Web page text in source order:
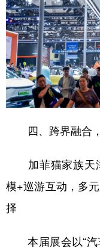
四、跨界融合，
加菲猫家族天津
模+巡游互动，多
择
本届展会以“汽